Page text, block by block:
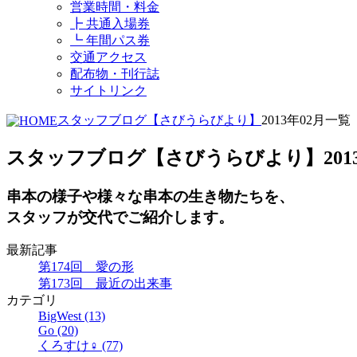
営業時間・料金
┣ 共通入場券
┗ 年間パス券
交通アクセス
配布物・刊行誌
サイトリンク
スタッフブログ【さびうらびより】 2013年02月一覧
スタッフブログ【さびうらびより】
串本の様子や様々な串本の生き物たちを、
スタッフが交代でご紹介します。
最新記事
第174回 愛の形
第173回 最近の出来事
カテゴリ
BigWest (13)
Go (20)
くろすけ♀ (77)